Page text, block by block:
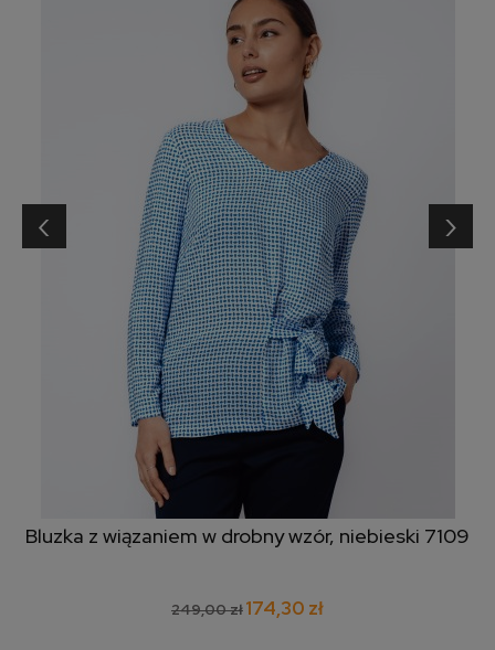
Bluzka z wiązaniem w drobny wzór, niebieski 7109
249,00 zł174,30 zł
‹ ›